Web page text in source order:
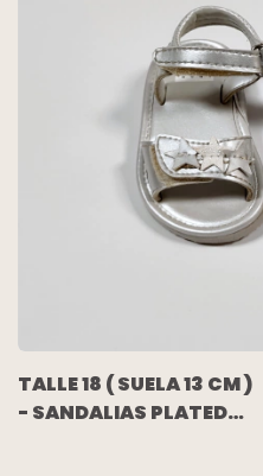
TALLE 18 ( SUELA 13 CM )
- SANDALIAS PLATEDAS